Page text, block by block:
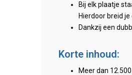
Bij elk plaatje
Hierdoor breid
Dankzij een
Korte inhoud:
Meer dan